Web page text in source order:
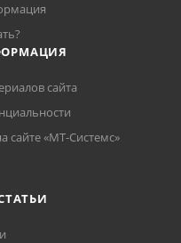
сайта
сайте «МТ-Системс»